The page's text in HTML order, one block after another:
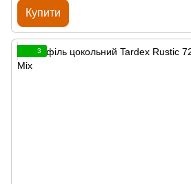
Купити
3